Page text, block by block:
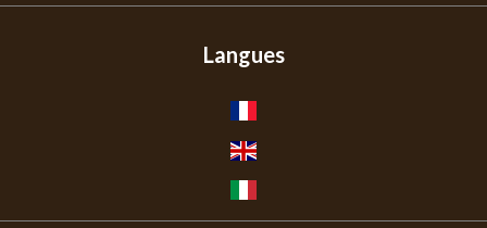
Langues